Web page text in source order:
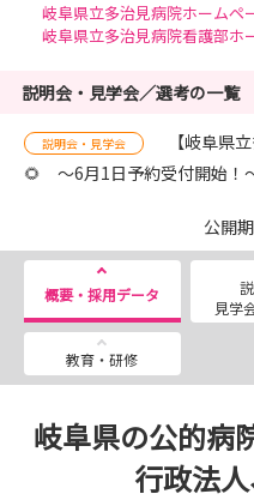
岐阜県立多治見病院ホームペ
岐阜県立多治見病院看護部ホ
説明会・見学会／選考の一覧
説明会・見学会
【岐阜県
🌻 ～6月1日予約受付開始！
公開
概要・採用データ
見学
教育・研修
岐阜県の公的病
行政法